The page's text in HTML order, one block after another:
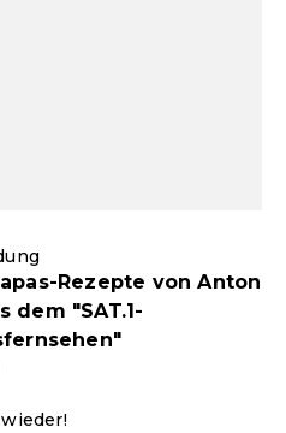
Rezepte von Anton
dem "SAT.1-